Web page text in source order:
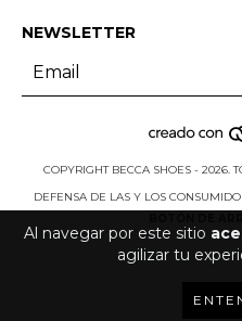
Al navegar por este sitio
agilizar tu
NEWSLETTER
COPYRIGHT BECCA SHOES - 2026.
DEFENSA DE LAS Y LOS